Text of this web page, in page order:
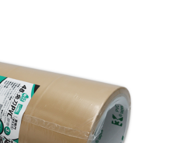
14天內，點擊此簡訊中的連結，可透過四大超商／
式進行付款，方視為交易完成。
當下不需立刻繳費，但若您需要取消訂單，請聯絡
家同意取消之訂單仍視為有效，需透過AFTEE先享
先享後付 」之結帳頁面顯示為準，若有關於
取消欲退款等相關疑問，請聯繫「AFTEE先享後付
support/home
含以上)免運費
含以上)免運費
含以上)免運費